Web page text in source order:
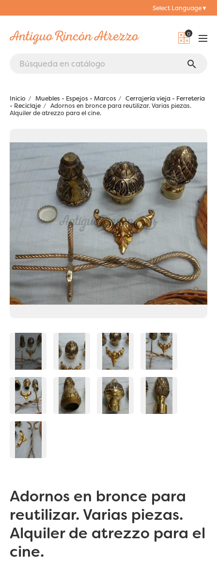
Select Language▼
0
search
Inicio Muebles - Espejos - Marcos
Cerrajería vieja - Ferretería
- Reciclaje
Adornos en bronce para reutilizar. Varias piezas.
Alquiler de atrezzo para el cine.
Adornos en bronce para
reutilizar. Varias piezas.
Alquiler de atrezzo para el
cine.